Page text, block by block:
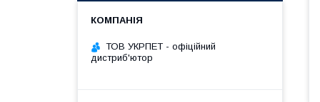
ТОВ УКРПЕТ - офіційний
дистриб'ютор